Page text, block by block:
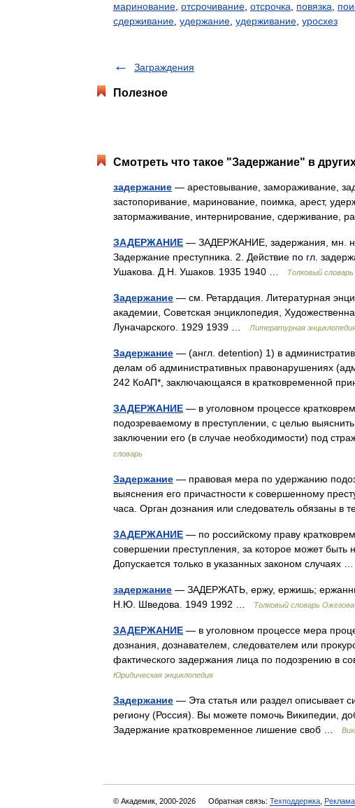
маринование отсрочивание отсрочка повязка
сдерживание удержание удерживание уросхез
Заграждения
Полезное
Смотреть что такое "Задержание" в
задержание — арестовывание, замораживание,
застопоривание, маринование, поимка, арест,
затормаживание, интернирование, сдерживание,
ЗАДЕРЖАНИЕ — ЗАДЕРЖАНИЕ, задержания, мн.
Задержание преступника. 2. Действие по гл.
Ушакова. Д.Н. Ушаков. 1935 1940 …
Толковый
Задержание — см. Ретардация. Литературная
академии, Советская энциклопедия,
Луначарского. 1929 1939 …
Литературная
Задержание — (англ. detention) 1) в
делам об административных правонарушениях
242 КоАП*, заключающаяся в кратковременной
ЗАДЕРЖАНИЕ — в уголовном процессе
подозреваемому в преступлении, с целью
заключении его (в случае необходимости) под
словарь
Задержание — правовая мера по удержанию
выяснения его причастности к совершенному
часа. Орган дознания или следователь обязаны
ЗАДЕРЖАНИЕ — по российскому праву
совершении преступления, за которое может быть
Допускается только в указанных законом случаях
задержание — ЗАДЕРЖАТЬ, ержу, ержишь;
Н.Ю. Шведова. 1949 1992 …
Толковый словарь Ожегова
ЗАДЕРЖАНИЕ — в уголовном процессе мера
дознания, дознавателем, следователем или
фактического задержания лица по подозрению в
Юридическая энциклопедия
Задержание — Эта статья или раздел описывает
региону (Россия). Вы можете помочь Википедии,
Задержание кратковременное лишение своб …
© Академик, 2000-2026 Обратная связь: Техподдержка